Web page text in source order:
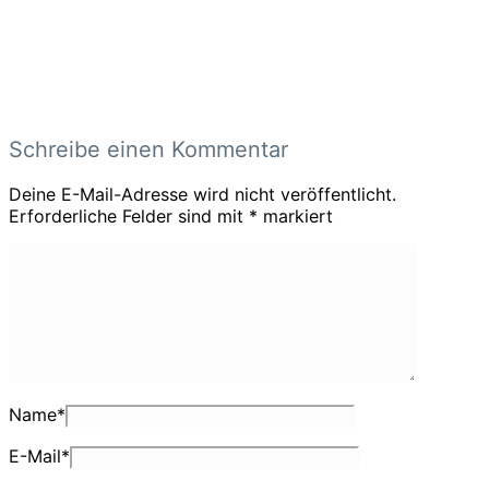
Schreibe einen Kommentar
Deine E-Mail-Adresse wird nicht veröffentlicht.
Erforderliche Felder sind mit * markiert
Name*
E-Mail*